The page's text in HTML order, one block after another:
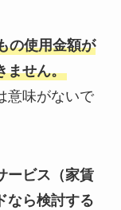
の使用金額が
ません。
意味がないで
ービス（家賃
なら検討する